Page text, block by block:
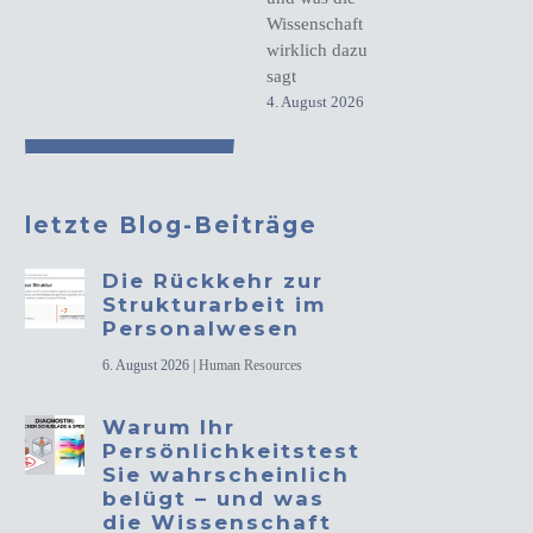
Wissenschaft
wirklich dazu
sagt
4. August 2026
letzte Blog-Beiträge
Die Rückkehr zur
Strukturarbeit im
Personalwesen
6. August 2026 |Human Resources
Warum Ihr
Persönlichkeitstest
Sie wahrscheinlich
belügt – und was
die Wissenschaft